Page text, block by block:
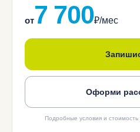
от7 700₽/мес
Оформи
Подробные условия и